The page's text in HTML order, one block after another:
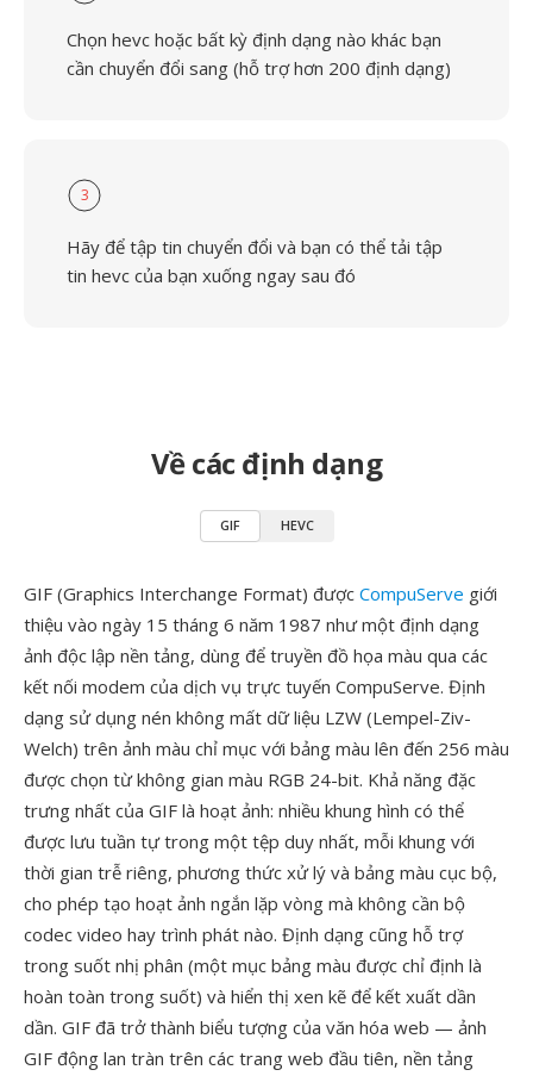
Chọn hevc hoặc bất kỳ định dạng nào khác bạn
cần chuyển đổi sang (hỗ trợ hơn 200 định dạng)
3
Hãy để tập tin chuyển đổi và bạn có thể tải tập
tin hevc của bạn xuống ngay sau đó
Về các định dạng
GIF HEVC
GIF (Graphics Interchange Format) được CompuServe giới
thiệu vào ngày 15 tháng 6 năm 1987 như một định dạng
ảnh độc lập nền tảng, dùng để truyền đồ họa màu qua các
kết nối modem của dịch vụ trực tuyến CompuServe. Định
dạng sử dụng nén không mất dữ liệu LZW (Lempel-Ziv-
Welch) trên ảnh màu chỉ mục với bảng màu lên đến 256 màu
được chọn từ không gian màu RGB 24-bit. Khả năng đặc
trưng nhất của GIF là hoạt ảnh: nhiều khung hình có thể
được lưu tuần tự trong một tệp duy nhất, mỗi khung với
thời gian trễ riêng, phương thức xử lý và bảng màu cục bộ,
cho phép tạo hoạt ảnh ngắn lặp vòng mà không cần bộ
codec video hay trình phát nào. Định dạng cũng hỗ trợ
trong suốt nhị phân (một mục bảng màu được chỉ định là
hoàn toàn trong suốt) và hiển thị xen kẽ để kết xuất dần
dần. GIF đã trở thành biểu tượng của văn hóa web — ảnh
GIF động lan tràn trên các trang web đầu tiên, nền tảng